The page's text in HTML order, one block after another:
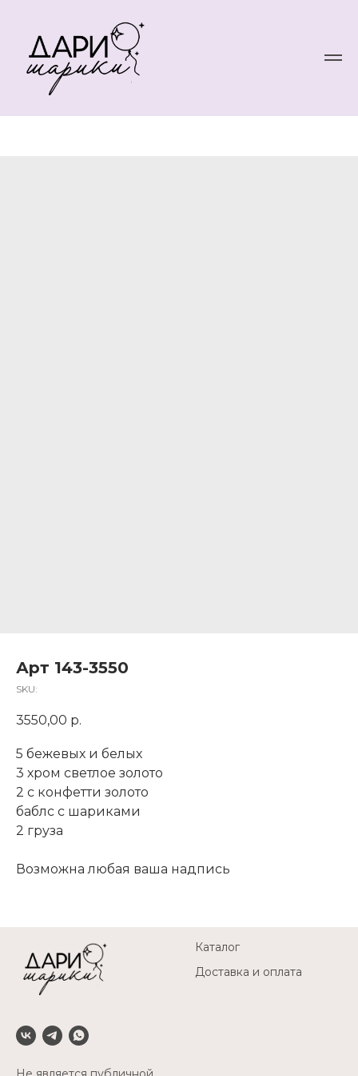
Арт 143-3550
SKU:
3550,00 р.
5 бежевых и белых
3 хром светлое золото
2 с конфетти золото
баблс с шариками
2 груза
Возможна любая ваша надпись
Каталог
Доставка и оплата